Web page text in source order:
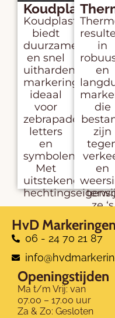
Koudplast
Koudplast
biedt
duurzame
en snel
uithardende
markeringen,
ideaal
voor
zebrapaden,
letters
en
symbolen.
Met
uitstekende
in
en
die
zijn
en
ze ‘s
HvD
06 - 24 70 21 87
Openingstijden
Ma t/m Vrij: van
07.00 – 17.00 uur
Za & Zo: Gesloten